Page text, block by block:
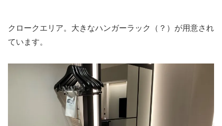
クロークエリア。大きなハンガーラック（？）が用意され
ています。